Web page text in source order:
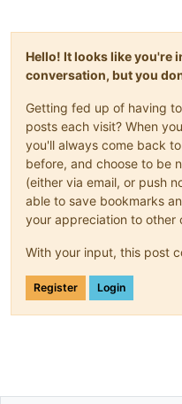
Hello! It looks like you're
conversation, but you
Getting fed up of having
posts each visit? When
you'll always come back
before, and choose to be
(either via email, or push
able to save bookmarks
your appreciation to other
With your input, this post
Register Login